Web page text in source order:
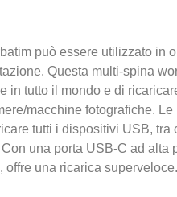
può essere utilizzato in
Questa multi-spina
in tutto il mondo e di
macchine fotografiche.
tutti i dispositivi USB, tra
una porta USB-C ad alta
offre una ricarica superveloce.